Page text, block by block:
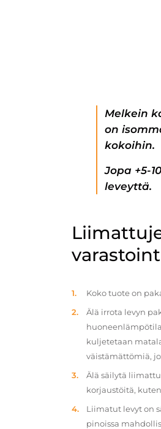
Melkein
on
kokoihin.
Jopa +5-
leveyttä.
Koko tuote on
Älä irrota levyn
kuljetetaan
väistämättömiä,
Älä säilytä
korjaustöitä,
Liimatut levyt on
pinoissa